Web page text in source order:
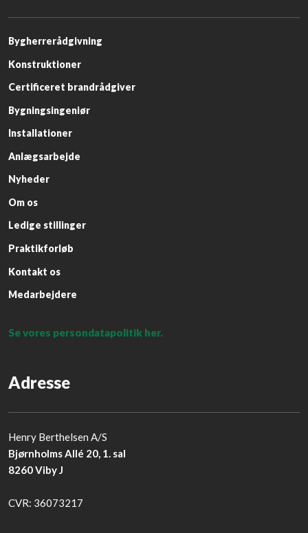
​Bygherrerådgivning
Konstruktioner
Certificeret brandrådgiver
Bygningsingeniør
Installationer
Anlægsarbejde​
Nyheder​
Om os​
Ledige stillinger​
Praktikforløb​
Kontakt os
Medarbejdere
Se vores persondatapolitik her.
Adresse
Henry Berthelsen A/S
Bjørnholms Allé 20, 1. sal
8260 Viby J
​CVR: 36073217